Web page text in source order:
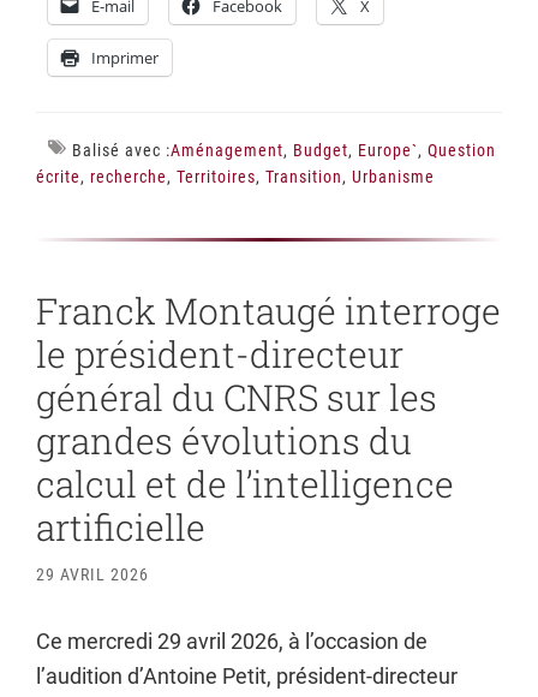
E-mail Facebook X
Imprimer
Balisé avec :Aménagement, Budget, Europe`, Question
écrite, recherche, Territoires, Transition, Urbanisme
Franck Montaugé interroge
le président-directeur
général du CNRS sur les
grandes évolutions du
calcul et de l’intelligence
artificielle
29 AVRIL 2026
Ce mercredi 29 avril 2026, à l’occasion de
l’audition d’Antoine Petit, président-directeur